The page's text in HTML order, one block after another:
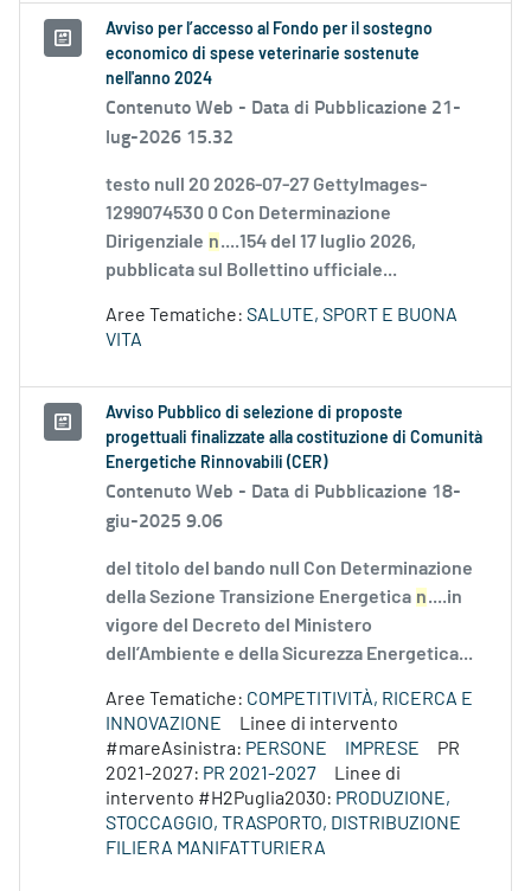
Avviso per l’accesso al Fondo per il sostegno
economico di spese veterinarie sostenute
nell'anno 2024
Contenuto Web - Data di Pubblicazione 21-
lug-2026 15.32
testo null 20 2026-07-27 GettyImages-
1299074530 0 Con Determinazione
Dirigenziale n....154 del 17 luglio 2026,
pubblicata sul Bollettino ufficiale...
Aree Tematiche: SALUTE, SPORT E BUONA
VITA
Avviso Pubblico di selezione di proposte
progettuali finalizzate alla costituzione di Comunità
Energetiche Rinnovabili (CER)
Contenuto Web - Data di Pubblicazione 18-
giu-2025 9.06
del titolo del bando null Con Determinazione
della Sezione Transizione Energetica n....in
vigore del Decreto del Ministero
dell’Ambiente e della Sicurezza Energetica...
Aree Tematiche: COMPETITIVITÀ, RICERCA E
INNOVAZIONE
Linee di intervento
#mareAsinistra: PERSONE IMPRESE
PR
2021-2027: PR 2021-2027
Linee di
intervento #H2Puglia2030: PRODUZIONE,
STOCCAGGIO, TRASPORTO, DISTRIBUZIONE
FILIERA MANIFATTURIERA